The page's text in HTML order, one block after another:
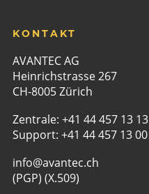
KONTAKT
AVANTEC AG
Heinrichstrasse 267
CH-8005 Zürich
Zentrale: +41 44 457 13 13
Support: +41 44 457 13 00
info@avantec.ch
(PGP) (X.509)